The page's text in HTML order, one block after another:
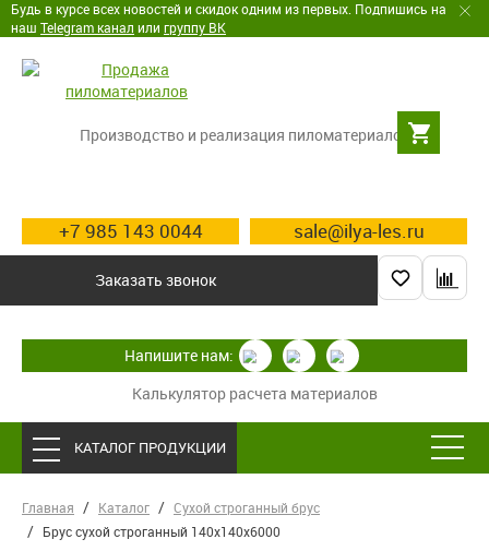
Будь в курсе всех новостей и скидок одним из первых. Подпишись на
наш Telegram канал или группу ВК
Производство и реализация пиломатериалов
+7 985 143 0044 sale@ilya-les.ru
Заказать звонок
Калькулятор расчета материалов
Напишите нам:
КАТАЛОГ ПРОДУКЦИИ
Главная Каталог
Сухой строганный брус
Брус сухой строганный 140х140х6000